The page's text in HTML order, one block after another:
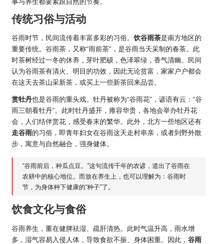
事与养生都要紧跟自然的节奏。
传统习俗与活动
谷雨时节，民间流传着丰富多彩的习俗。 饮谷雨茶是南方地区的
重要传统。谷雨茶，又称“雨前茶”，是谷雨当天采制的春茶。此
时茶树经过一冬的休养，芽叶肥硕，色泽翠绿，香气清幽。民间
认为谷雨茶有清火、明目的功效，因此无论贫富，家家户户都会
在这天去茶山采新茶，或买上一些新茶回来品尝。
赏牡丹也是谷雨的重头戏。牡丹被称为“谷雨花”，谚语有云：“谷
雨三朝看牡丹”。此时牡丹盛开，雍容华贵，各地会举办牡丹花
会，人们结伴赏花，感受春末的繁华。此外，北方一些地区还有
走谷雨的习俗，即青年妇女在谷雨这天走村串亲，或者到野外散
步，寓意与自然融合，强身健体。
“谷雨前后，种瓜点豆。”这句流传千年的农谚，道出了谷雨在
农耕中的核心地位。而放在养生上，也可以理解为：谷雨时
节，为身体种下健康的“种子”了。
饮食文化与食俗
谷雨养生，重在健脾祛湿、疏肝清热。此时气温升高，雨水增
多，湿气容易入侵人体，导致食欲不振、身体困重。因此， 谷雨